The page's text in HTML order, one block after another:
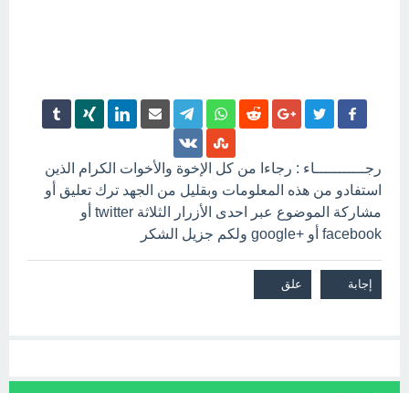
رجـــــــــــاء : رجاءا من كل الإخوة والأخوات الكرام الذين
استفادو من هذه المعلومات وبقليل من الجهد ترك تعليق أو
مشاركة الموضوع عبر احدى الأزرار الثلاثة twitter أو
facebook أو +google ولكم جزيل الشكر